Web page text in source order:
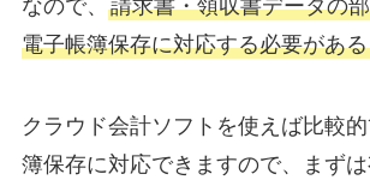
なので、 請求書・領収書データの
電子帳簿保存に対応する必要がある
クラウド会計ソフトを使えば比較
簿保存に対応できますので、まず